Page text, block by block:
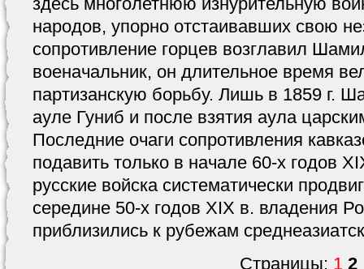
народов, упорно отстаивавших свою
сопротивление горцев возглавил
военачальник, он длительное время
партизанскую борьбу. Лишь в 1859 г.
ауле Гуниб и после взятия аула
Последние очаги сопротивления
подавить только в начале 60-х годов
русские войска систематически
середине 50-х годов XIX в. владения
приблизились к рубежам
Страницы: 1 2